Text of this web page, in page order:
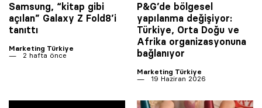
Samsung, “kitap gibi
açılan” Galaxy Z Fold8’i
tanıttı
Marketing Türkiye
2 hafta önce
P&G’de bölgesel
yapılanma değişiyor:
Türkiye, Orta Doğu ve
Afrika organizasyonuna
bağlanıyor
Marketing Türkiye
19 Haziran 2026